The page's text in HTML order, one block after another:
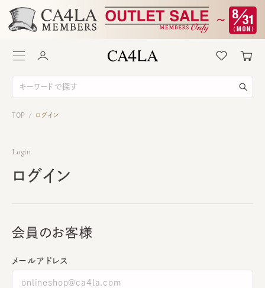
TOP / ログイン
Login
ログイン
会員のお客様
メールアドレス